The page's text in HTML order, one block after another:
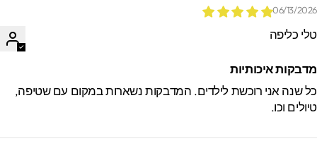
06/13/
כליפה
איכותיות
שנה אני רוכשת לילדים. המדבקות נשארות במקום עם שטיפה,
וכו.